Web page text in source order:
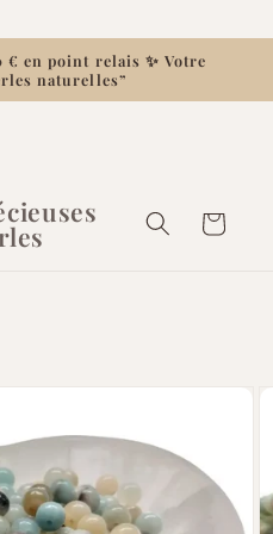
en point relais ✨ Votre
naturelles”
Panier